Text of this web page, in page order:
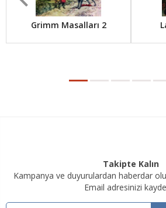
Grimm Masalları 2
Takipte Kalın
Kampanya ve duyurulardan haberdar
Email adresinizi